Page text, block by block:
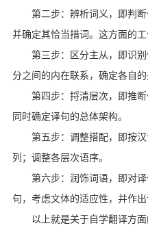
第二步：辨析词义，即判
并确定其恰当措词。这方面的工
第三步：区分主从，即识
分之间的内在联系，确定各自的
第四步：捋清层次，即推
同时确定译句的总体架构。
第五步：调整搭配，即按
列；调整各层次语序。
第六步：润饰词语，即对
句，考虑文体的适应性，并作出
以上就是关于自学翻译方